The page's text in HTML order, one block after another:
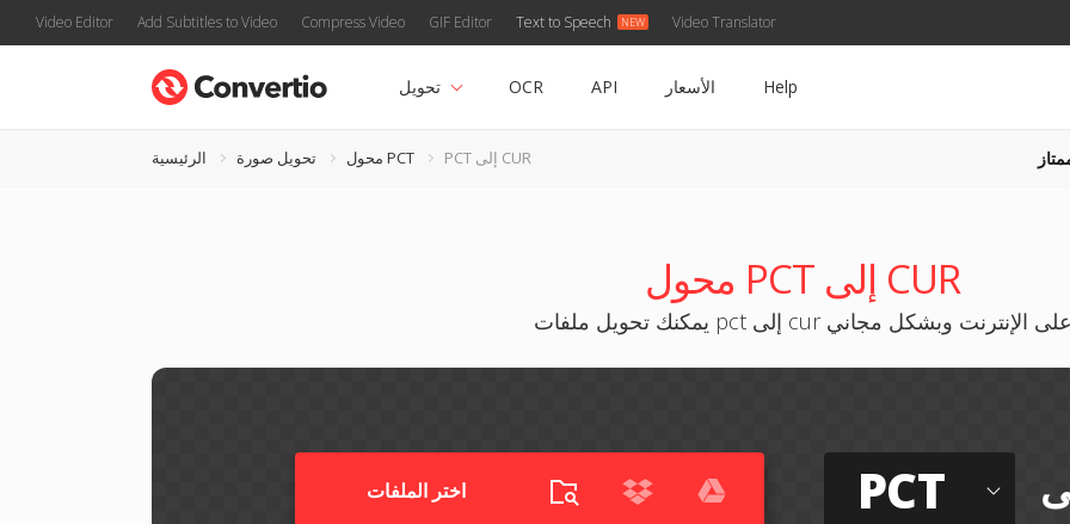
Video Editor Add Subtitles to Video Compress Video GIF Editor Text to Speech Video Translator
تحويل OCR API الأسعار Help
الرئيسية تحويل صورة محول PCT PCT إلى CUR
محول PCT إلى CUR
يمكنك تحويل ملفات pct إلى cur على الإنترنت وبشكل مجاني
اختر الملفات PCT